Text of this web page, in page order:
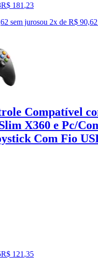
R$ 181 ,23
sem jurosou 2x de R$ 90,62
Compatível
X360 e Pc/
Com Fio
R$ 121 ,35